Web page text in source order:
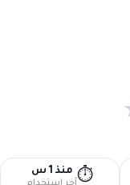
⏱️ منذ 1 س